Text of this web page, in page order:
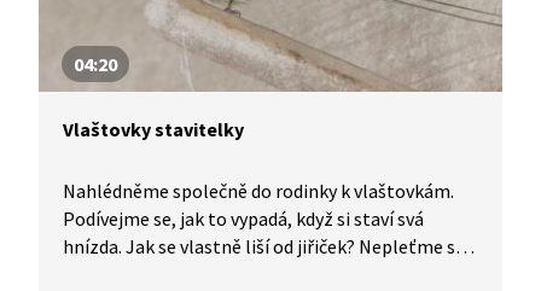
04:20
Vlaštovky stavitelky
Nahlédněme společně do rodinky k vlaštovkám.
Podívejme se, jak to vypadá, když si staví svá
hnízda. Jak se vlastně liší od jiřiček? Nepleťme si